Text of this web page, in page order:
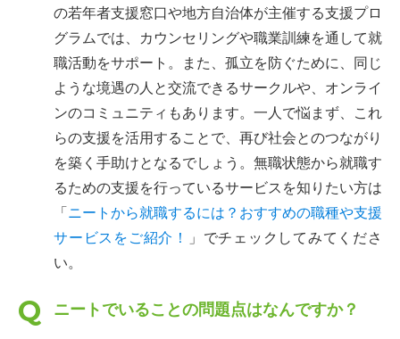
の若年者支援窓口や地方自治体が主催する支援プロ
グラムでは、カウンセリングや職業訓練を通して就
職活動をサポート。また、孤立を防ぐために、同じ
ような境遇の人と交流できるサークルや、オンライ
ンのコミュニティもあります。一人で悩まず、これ
らの支援を活用することで、再び社会とのつながり
を築く手助けとなるでしょう。無職状態から就職す
るための支援を行っているサービスを知りたい方は
「ニートから就職するには？おすすめの職種や支援
サービスをご紹介！
」でチェックしてみてくださ
い。
ニートでいることの問題点はなんですか？